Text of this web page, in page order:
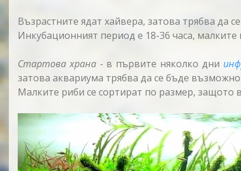
Възрастните ядат хайвера, затова трябва да
Инкубационният период е 18-36 часа, малките
Стартова храна- в първите няколко дни
затова аквариума трябва да се бъде
Малките риби се сортират по размер, защото